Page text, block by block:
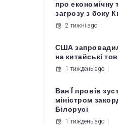
про економічну
загрозу з боку
2 тижні ago
США
на китайські
1 тиждень ago
Ван Ї провів
міністром
Білорусі
1 тиждень ago